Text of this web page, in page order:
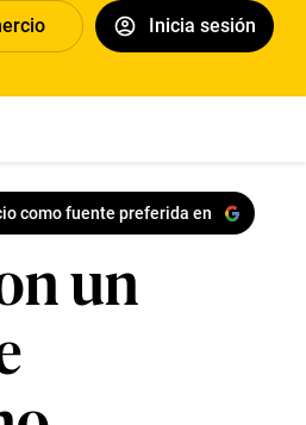
Inicia sesión
como fuente preferida en
un